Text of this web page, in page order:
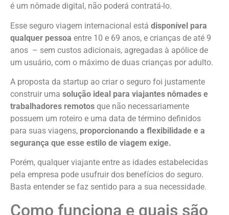
é um nômade digital, não poderá contratá-lo.
Esse seguro viagem internacional está disponível para
qualquer pessoa entre 10 e 69 anos, e crianças de até 9
anos – sem custos adicionais, agregadas à apólice de
um usuário, com o máximo de duas crianças por adulto.
A proposta da startup ao criar o seguro foi justamente
construir uma solução ideal para viajantes nômades e
trabalhadores remotos que não necessariamente
possuem um roteiro e uma data de término definidos
para suas viagens, proporcionando a flexibilidade e a
segurança que esse estilo de viagem exige.
Porém, qualquer viajante entre as idades estabelecidas
pela empresa pode usufruir dos benefícios do seguro.
Basta entender se faz sentido para a sua necessidade.
Como funciona e quais são